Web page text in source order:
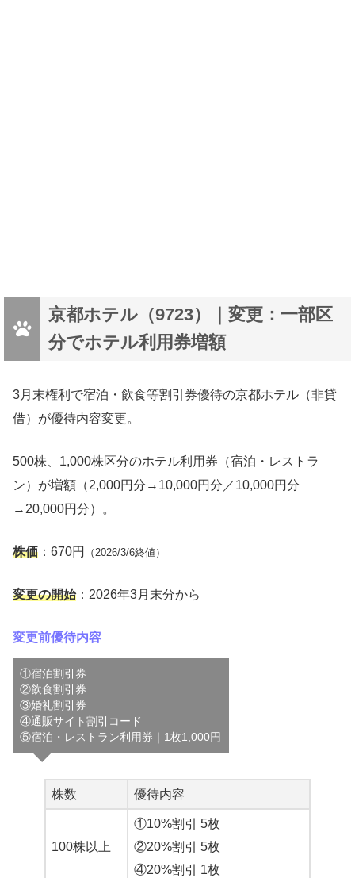
京都ホテル（9723）｜変更：一部区
分でホテル利用券増額
3月末権利で宿泊・飲食等割引券優待の京都ホテル（非貸
借）が優待内容変更。
500株、1,000株区分のホテル利用券（宿泊・レストラ
ン）が増額（2,000円分→10,000円分／10,000円分
→20,000円分）。
株価 ：670円 （2026/3/6終値）
変更の開始：2026年3月末分から
変更前優待内容
①宿泊割引券
②飲食割引券
③婚礼割引券
④通販サイト割引コード
⑤宿泊・レストラン利用券｜1枚1,000円
株数 優待内容
100株以上
①10%割引 5枚
②20%割引 5枚
④20%割引 1枚